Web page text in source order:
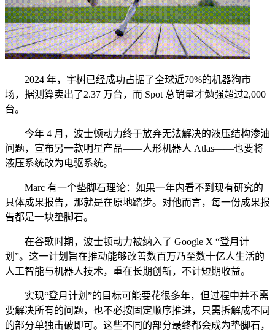
2024 年，宇树已经成功占据了全球近70%的机器狗市
场，据测算卖出了2.37 万台，而 Spot 总销量才勉强超过2,000
台。
今年 4 月，波士顿动力终于放弃无法解决的液压结构渗油
问题，宣布另一款明星产品——人形机器人 Atlas——也要将
液压系统改为电驱系统。
Marc 有一个垫脚石理论：如果一年内看不到现有研究的
具体成果报告，那就是在原地踏步。对他而言，每一份成果报
告都是一块垫脚石。
在谷歌时期，波士顿动力被纳入了 Google X “登月计
划”。这一计划旨在推动能够改善数百万乃至数十亿人生活的
人工智能与机器人技术，重在长期创新，不计短期收益。
实现“登月计划”的目标可能要花很多年，但过程中并不需
要解决所有的问题，也不必按固定顺序推进，只需拆解成不同
的部分单独击破即可。这些不同的部分最终都会成为垫脚石，